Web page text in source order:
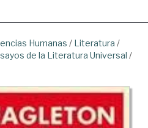
Humanas / Literatura /
de la Literatura Universal /